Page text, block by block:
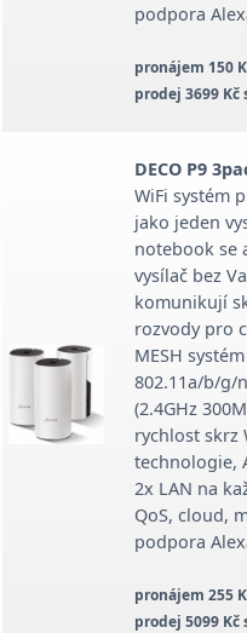
podpora
pronájem 150
prodej 3699 Kč
DECO P9
WiFi systém
jako jeden
notebook se
vysílač bez
komunikují
rozvody pro
MESH
802.11a/b/g/
(2.4GHz
rychlost skrz
technologie,
2x LAN na
QoS, cloud,
podpora
pronájem 255
prodej 5099 Kč